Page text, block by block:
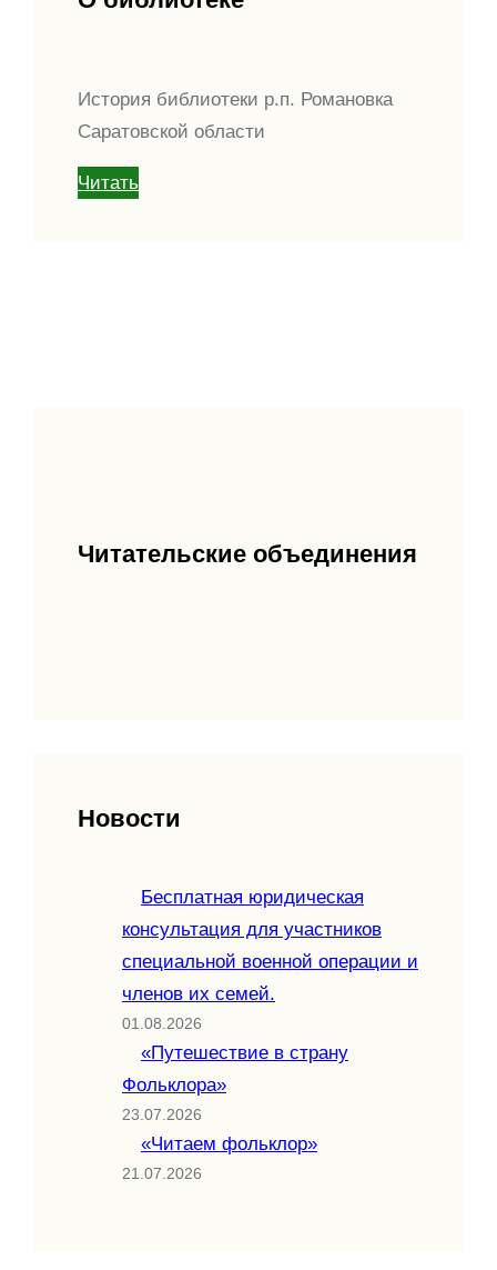
История библиотеки р.п. Романовка
Саратовской области
Читать
Читательские объединения
Новости
Бесплатная юридическая
консультация для участников
специальной военной операции и
членов их семей.
01.08.2026
«Путешествие в страну
Фольклора»
23.07.2026
«Читаем фольклор»
21.07.2026